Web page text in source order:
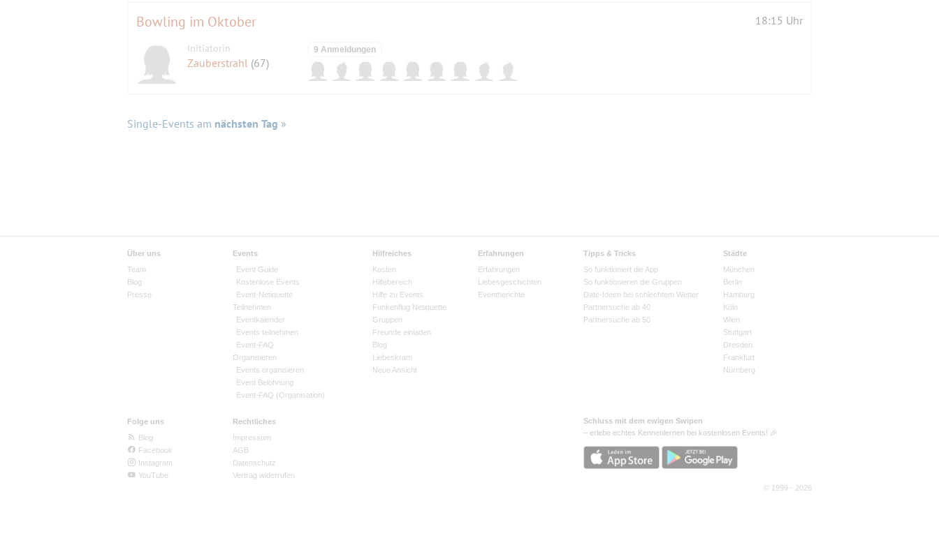
Bowling im Oktober 18:15 Uhr
Initiatorin
Zauberstrahl (67)
9 Anmeldungen
Single-Events am nächsten Tag »
Über uns
Team
Blog
Presse
Events
Event Guide
Kostenlose Events
Event-Netiquette
Teilnehmen
Eventkalender
Events teilnehmen
Event-FAQ
Organisieren
Events organisieren
Event Belohnung
Event-FAQ (Organisation)
Hilfreiches
Kosten
Hilfebereich
Hilfe zu Events
Funkenflug Netiquette
Gruppen
Freunde einladen
Blog
Liebeskram
Neue Ansicht
Erfahrungen
Erfahrungen
Liebesgeschichten
Eventberichte
Tipps & Tricks
So funktioniert die App
So funktionieren die Gruppen
Date-Ideen bei schlechtem Wetter
Partnersuche ab 40
Partnersuche ab 50
Städte
München
Berlin
Hamburg
Köln
Wien
Stuttgart
Dresden
Frankfurt
Nürnberg
Folge uns
Blog
Facebook
Instagram
YouTube
Rechtliches
Impressum
AGB
Datenschutz
Vertrag widerrufen
Schluss mit dem ewigen Swipen
– erlebe echtes Kennenlernen bei kostenlosen Events! 🎉
© 1999 - 2026